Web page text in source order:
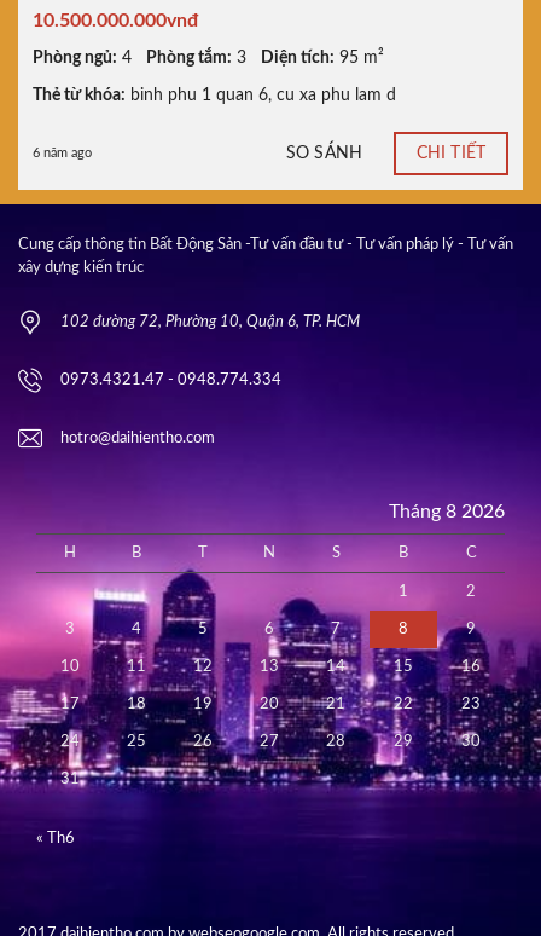
10.500.000.000vnđ
Phòng ngủ: 4 Phòng tắm: 3 Diện tích: 95 m²
Thẻ từ khóa: binh phu 1 quan 6, cu xa phu lam d
6 năm ago SO SÁNH CHI TIẾT
Cung cấp thông tin Bất Động Sản -Tư vấn đầu tư - Tư vấn pháp lý - Tư vấn
xây dựng kiến trúc
102 đường 72, Phường 10, Quận 6, TP. HCM
0973.4321.47 - 0948.774.334
hotro@daihientho.com
Tháng 8 2026
H B N S B C
1 2
3 4 5 6 7 8 9
10 11 12 13 14 15 16
17 18 19 20 21 22 23
24 25 26 27 28 29 30
31
« Th6